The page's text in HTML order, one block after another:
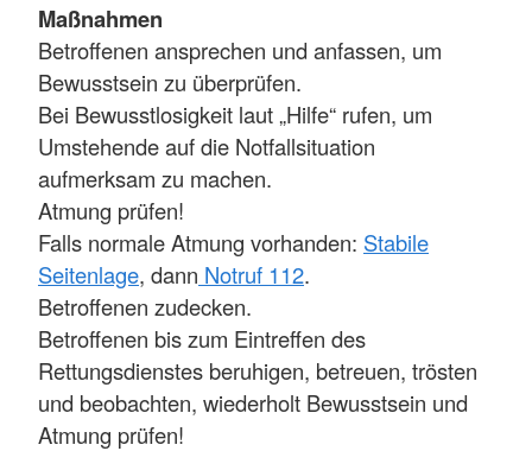
Maßnahmen
Betroffenen ansprechen und anfassen, um
Bewusstsein zu überprüfen.
Bei Bewusstlosigkeit laut „Hilfe“ rufen, um
Umstehende auf die Notfallsituation
aufmerksam zu machen.
Atmung prüfen!
Falls normale Atmung vorhanden: Stabile
Seitenlage, dann Notruf 112.
Betroffenen zudecken.
Betroffenen bis zum Eintreffen des
Rettungsdienstes beruhigen, betreuen, trösten
und beobachten, wiederholt Bewusstsein und
Atmung prüfen!